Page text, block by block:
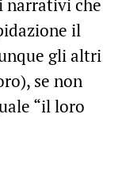
narrativi che
il
gli altri
se non
“il loro